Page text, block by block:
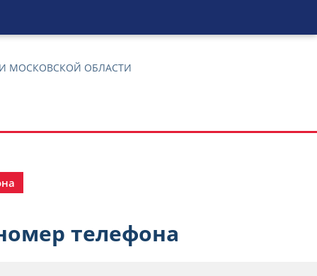
МОСКОВСКОЙ ОБЛАСТИ
телефона